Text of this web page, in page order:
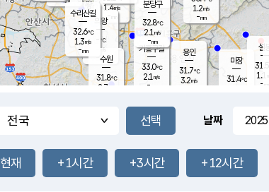
1.4m/s
- mm
-mm
-mm
용인
31.7℃
3.2m/s
1.2m/s
-mm
31.1
℃
32.6℃
1.5m/s
-mm
마장
31.4℃
의왕
- ℃
m/s
mm
설봉
31.5
1.1
- mm
-mm
mm
기흥구갈
33.0℃
2.1 m/s
-
수리산길
32.6℃
1.3m/s
-mm
분당구
32.8℃
2.1 m/s
-mm
수원
31.8℃
2.7 m/s
날짜
현재 +1시간 +3시간 +12시간